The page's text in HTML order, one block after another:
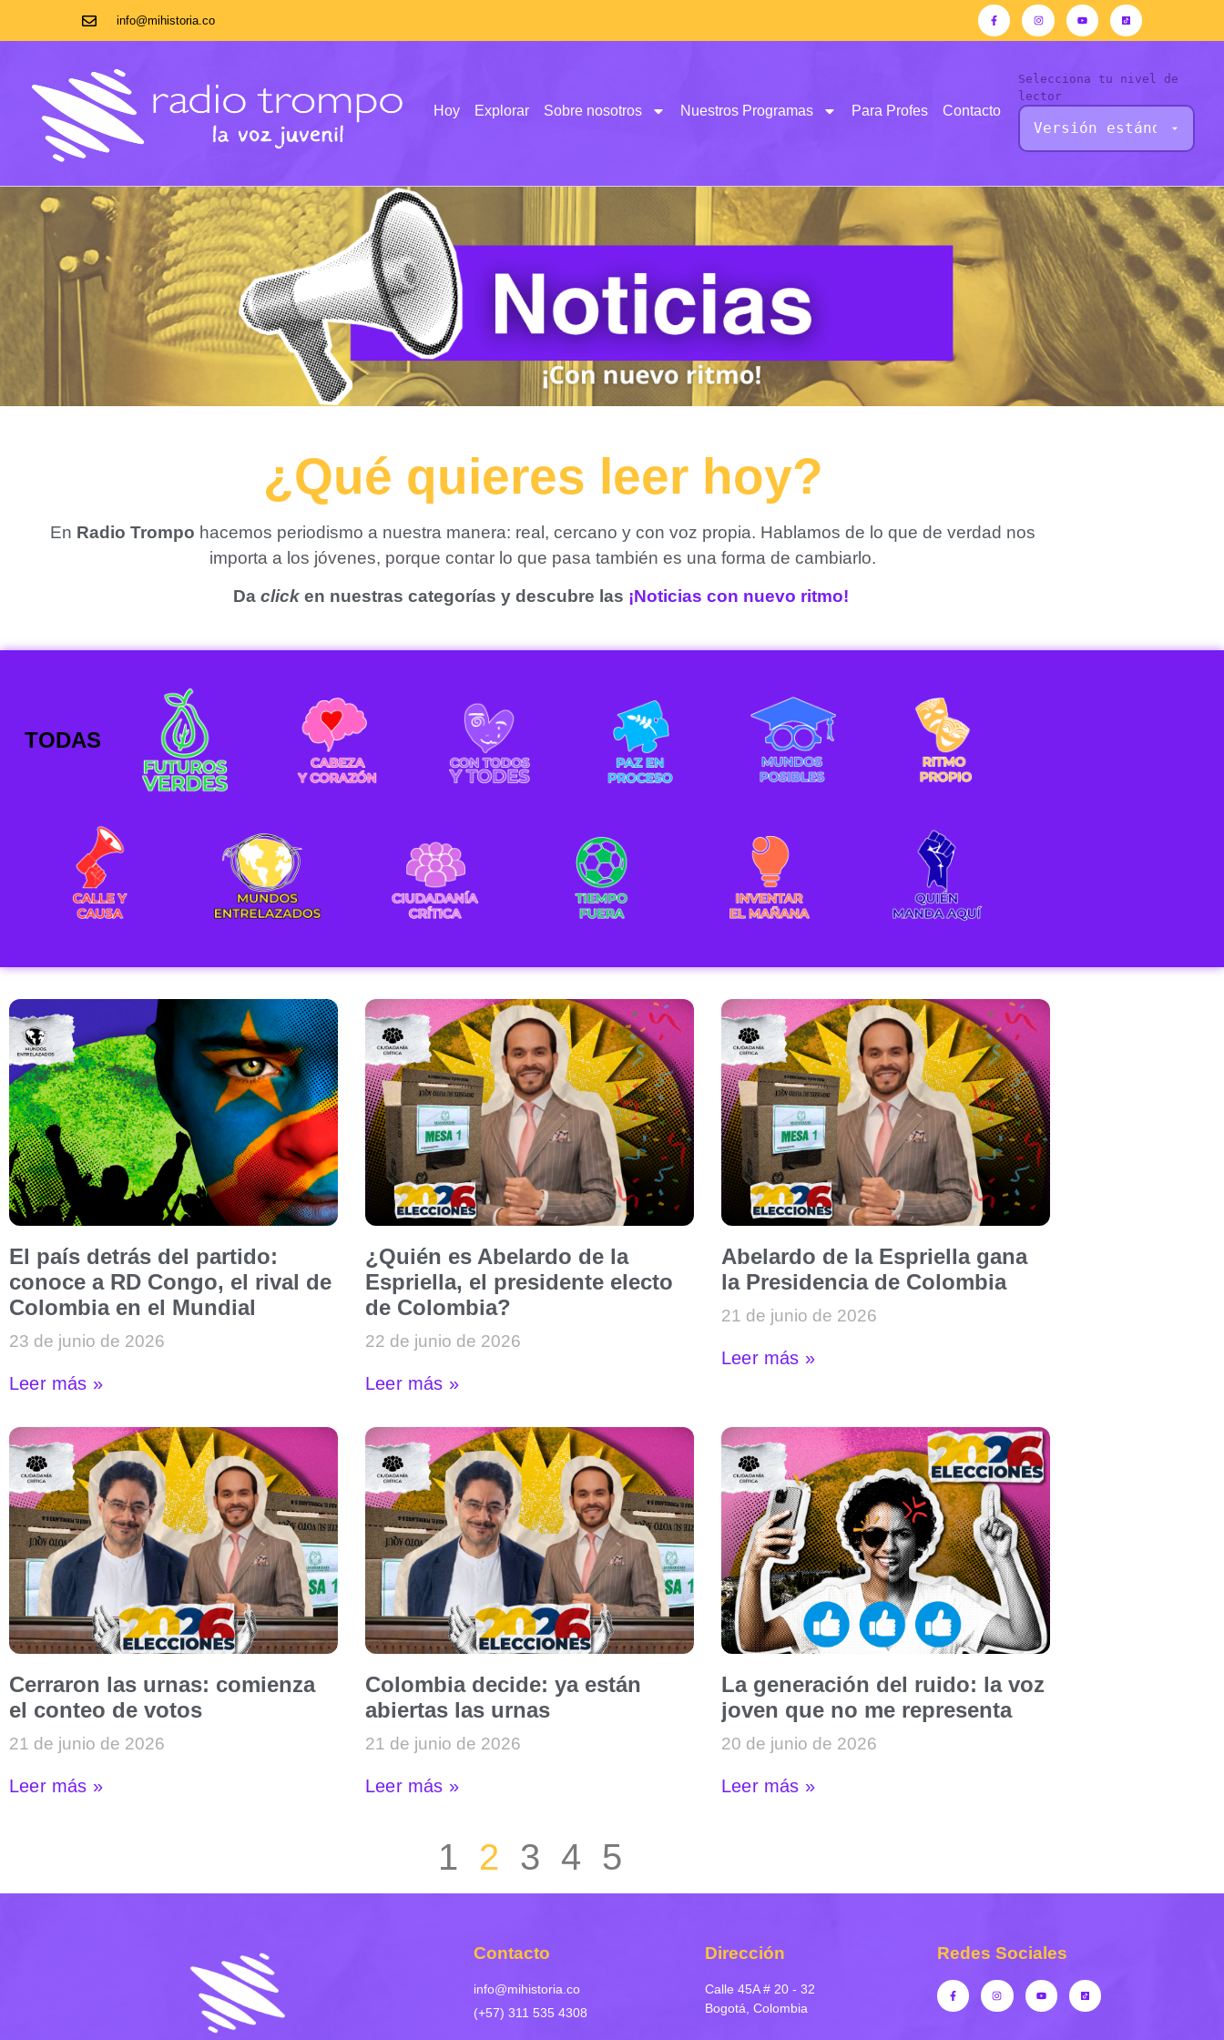
info@mihistoria.co
Hoy Explorar Sobre nosotros Nuestros Programas Para Profes Contacto
Selecciona tu nivel de
lector
¿Qué quieres leer hoy?
En Radio Trompo hacemos periodismo a nuestra manera: real, cercano y con voz propia. Hablamos de lo que de verdad nos
importa a los jóvenes, porque contar lo que pasa también es una forma de cambiarlo.
Da clicken nuestras categorías y descubre las ¡Noticias con nuevo ritmo!
TODAS
El país detrás del partido:
conoce a RD Congo, el rival de
Colombia en el Mundial
23 de junio de 2026
Leer más »
¿Quién es Abelardo de la
Espriella, el presidente electo
de Colombia?
22 de junio de 2026
Leer más »
Abelardo de la Espriella gana
la Presidencia de Colombia
21 de junio de 2026
Leer más »
Cerraron las urnas: comienza
el conteo de votos
21 de junio de 2026
Leer más »
Colombia decide: ya están
abiertas las urnas
21 de junio de 2026
Leer más »
La generación del ruido: la voz
joven que no me representa
20 de junio de 2026
Leer más »
1 2 3 4 5
Contacto
info@mihistoria.co
(+57) 311 535 4308
Dirección
Calle 45A # 20 - 32
Bogotá, Colombia
Redes Sociales